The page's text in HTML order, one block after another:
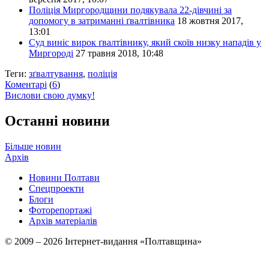
Поліція Миргородщини подякувала 22-дівчині за
допомогу в затриманні ґвалтівника 18 жовтня 2017,
13:01
Суд виніс вирок ґвалтівнику, який скоїв низку нападів у
Миргороді 27 травня 2018, 10:48
Теги: зґвалтування, поліція
Коментарі (6)
Вислови свою думку!
Останні новини
Більше новин
Архів
Новини Полтави
Спецпроекти
Блоги
Фоторепортажі
Архів матеріалів
© 2009 – 2026 Інтернет-видання «Полтавщина»